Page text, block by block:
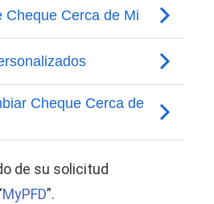
de su solicitud
MyPFD”.